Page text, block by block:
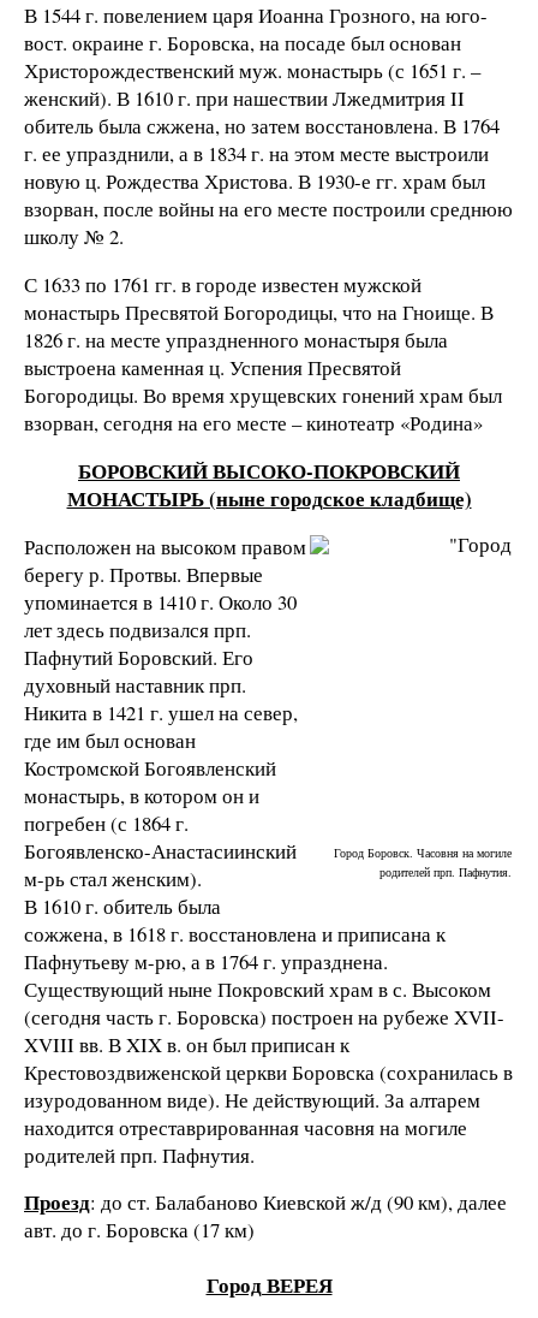
В 1544 г. повелением царя Иоанна Грозного, на юго-
вост. окраине г. Боровска, на посаде был основан
Христорождественский муж. монастырь (с 1651 г. –
женский). В 1610 г. при нашествии Лжедмитрия II
обитель была сжжена, но затем восстановлена. В 1764
г. ее упразднили, а в 1834 г. на этом месте выстроили
новую ц. Рождества Христова. В 1930-е гг. храм был
взорван, после войны на его месте построили среднюю
школу № 2.
С 1633 по 1761 гг. в городе известен мужской
монастырь Пресвятой Богородицы, что на Гноище. В
1826 г. на месте упраздненного монастыря была
выстроена каменная ц. Успения Пресвятой
Богородицы. Во время хрущевских гонений храм был
взорван, сегодня на его месте – кинотеатр «Родина»
БОРОВСКИЙ ВЫСОКО-ПОКРОВСКИЙ
МОНАСТЫРЬ (ныне городское кладбище)
Город Боровск. Часовня на могиле
родителей прп. Пафнутия.
Расположен на высоком правом
берегу р. Протвы. Впервые
упоминается в 1410 г. Около 30
лет здесь подвизался прп.
Пафнутий Боровский. Его
духовный наставник прп.
Никита в 1421 г. ушел на север,
где им был основан
Костромской Богоявленский
монастырь, в котором он и
погребен (с 1864 г.
Богоявленско-Анастасиинский
м-рь стал женским).
В 1610 г. обитель была
сожжена, в 1618 г. восстановлена и приписана к
Пафнутьеву м-рю, а в 1764 г. упразднена.
Существующий ныне Покровский храм в с. Высоком
(сегодня часть г. Боровска) построен на рубеже XVII-
XVIII вв. В XIX в. он был приписан к
Крестовоздвиженской церкви Боровска (сохранилась в
изуродованном виде). Не действующий. За алтарем
находится отреставрированная часовня на могиле
родителей прп. Пафнутия.
Проезд: до ст. Балабаново Киевской ж/д (90 км), далее
авт. до г. Боровска (17 км)
Город ВЕРЕЯ